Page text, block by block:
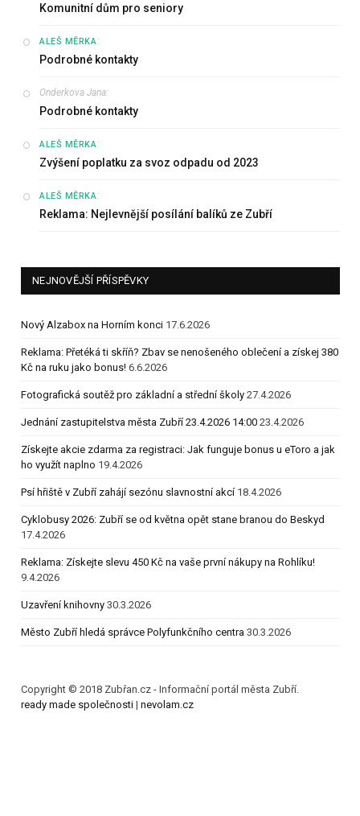
Komunitní dům pro seniory
ALEŠ MĚRKA:
Podrobné kontakty
Onderkova Jana:
Podrobné kontakty
ALEŠ MĚRKA:
Zvýšení poplatku za svoz odpadu od 2023
ALEŠ MĚRKA:
Reklama: Nejlevnější posílání balíků ze Zubří
NEJNOVĚJŠÍ PŘÍSPĚVKY
Nový Alzabox na Horním konci 17.6.2026
Reklama: Přetéká ti skříň? Zbav se nenošeného oblečení a získej 380
Kč na ruku jako bonus! 6.6.2026
Fotografická soutěž pro základní a střední školy 27.4.2026
Jednání zastupitelstva města Zubří 23.4.2026 14:00 23.4.2026
Získejte akcie zdarma za registraci: Jak funguje bonus u eToro a jak
ho využít naplno 19.4.2026
Psí hřiště v Zubří zahájí sezónu slavnostní akcí 18.4.2026
Cyklobusy 2026: Zubří se od května opět stane branou do Beskyd
17.4.2026
Reklama: Získejte slevu 450 Kč na vaše první nákupy na Rohlíku!
9.4.2026
Uzavření knihovny 30.3.2026
Město Zubří hledá správce Polyfunkčního centra 30.3.2026
Copyright © 2018 Zubřan.cz - Informační portál města Zubří.
ready made společnosti | nevolam.cz